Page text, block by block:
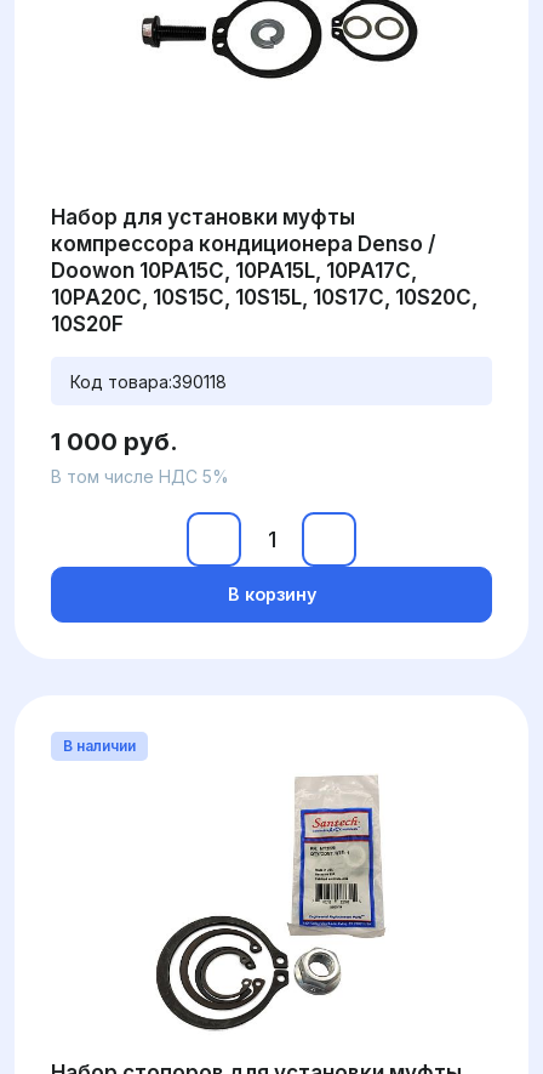
Набор для установки муфты
компрессора кондиционера Denso /
Doowon 10PA15C, 10PA15L, 10PA17C,
10PA20C, 10S15C, 10S15L, 10S17C, 10S20C,
10S20F
Код товара:390118
1 000 руб.
В том числе НДС 5%
В корзину
В наличии